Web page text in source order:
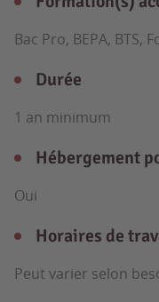
Bac Pro, BEPA,
Durée
1 an minimum
Hébergement
Oui
Horaires de
Peut varier selon